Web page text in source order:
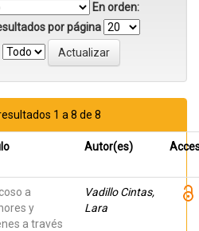
En orden:
por página
1 a 8 de 8
Autor(es)
a
y
a través
Vadillo Cintas,
Lara